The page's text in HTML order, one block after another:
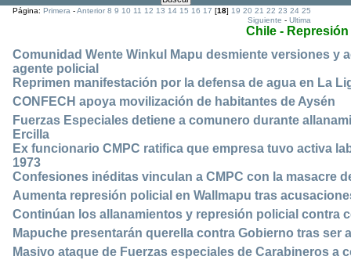
Página:Primera -Anterior 8 9 10 11 12 13 14 15 16 17 [18]19 20 21 22 23 24 25
Siguiente -Ultima
Chile - Represión
Comunidad Wente Winkul Mapu desmiente versiones y
agente policial
Reprimen manifestación por la defensa de agua en La
CONFECH apoya movilización de habitantes de Aysén
Fuerzas Especiales detiene a comunero durante
Ercilla
Ex funcionario CMPC ratifica que empresa tuvo activa
1973
Confesiones inéditas vinculan a CMPC con la masacre
Aumenta represión policial en Wallmapu tras
Continúan los allanamientos y represión policial contra
Mapuche presentarán querella contra Gobierno tras ser
Masivo ataque de Fuerzas especiales de Carabineros a